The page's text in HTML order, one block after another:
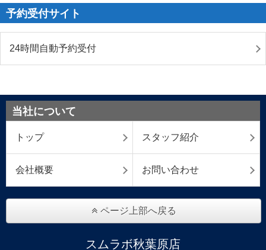
予約受付サイト
24時間自動予約受付
当社について
トップ スタッフ紹介
会社概要 お問い合わせ
ページ上部へ戻る
スムラボ秋葉原店